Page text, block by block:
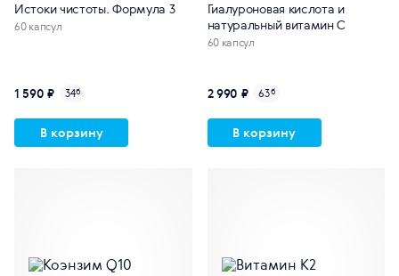
Истоки чистоты. Формула 3
60 капсул
1 590 ₽ 34б
В корзину
Гиалуроновая кислота и
натуральный витамин С
60 капсул
2 990 ₽ 63б
В корзину